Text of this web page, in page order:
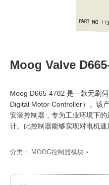
Moog Valve
Moog D665-4782 是一款无刷
Digital Motor Controller）。该
安装控制器，专为工业环境下
计。此控制器能够实现对电机速
分类： MOOG控制器模块